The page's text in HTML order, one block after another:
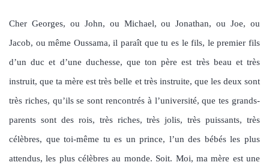
Cher Georges, ou John, ou Michael, ou Jonathan, ou Joe, ou
Jacob, ou même Oussama, il paraît que tu es le fils, le premier fils
d’un duc et d’une duchesse, que ton père est très beau et très
instruit, que ta mère est très belle et très instruite, que les deux sont
très riches, qu’ils se sont rencontrés à l’université, que tes grands-
parents sont des rois, très riches, très jolis, très puissants, très
célèbres, que toi-même tu es un prince, l’un des bébés les plus
attendus, les plus célèbres au monde. Soit. Moi, ma mère est une